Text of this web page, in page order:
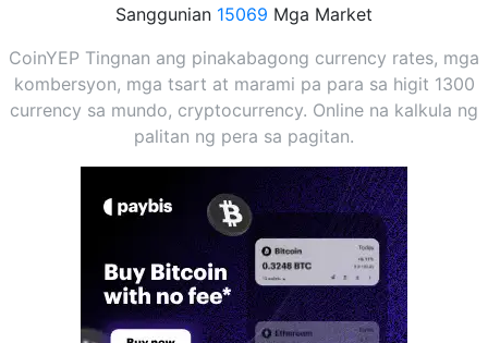
Sanggunian 15069 Mga Market
CoinYEP Tingnan ang pinakabagong currency rates, mga
kombersyon, mga tsart at marami pa para sa higit 1300
currency sa mundo, cryptocurrency. Online na kalkula ng
palitan ng pera sa pagitan.